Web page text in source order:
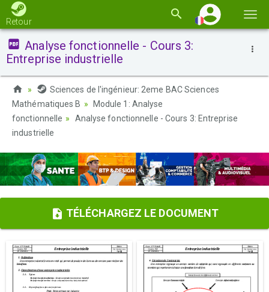
la
Retour
Analyse fonctionnelle - Cours 3:
Entreprise industrielle
Sciences de l'ingénieur: 2eme BAC Sciences
Mathématiques B
Module 1: Analyse
fonctionnelle
Analyse fonctionnelle - Cours 3: Entreprise
industrielle
TÉLÉCHARGEZ LE DOCUMENT